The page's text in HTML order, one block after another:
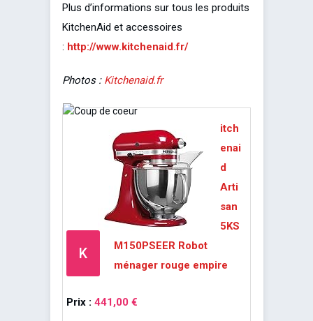
Plus d’informations sur tous les produits
KitchenAid et accessoires
: http://www.kitchenaid.fr/
Photos : Kitchenaid.fr
K
itch
enai
d
Arti
san
5KS
M150PSEER Robot
ménager rouge empire
Prix : 441,00 €